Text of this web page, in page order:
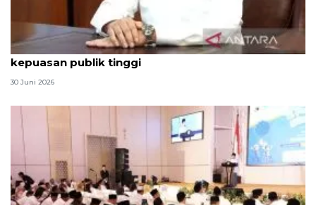
Qodari: Pemerintah tak puas diri meski tingkat
kepuasan publik tinggi
30 Juni 2026